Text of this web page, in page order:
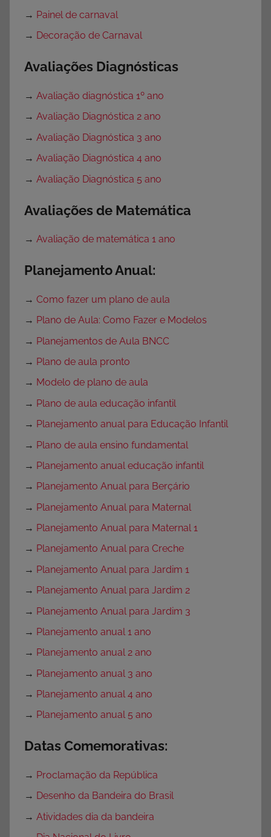
→ Painel de carnaval
→ Decoração de Carnaval
Avaliações Diagnósticas
→ Avaliação diagnóstica 1º ano
→ Avaliação Diagnóstica 2 ano
→ Avaliação Diagnóstica 3 ano
→ Avaliação Diagnóstica 4 ano
→ Avaliação Diagnóstica 5 ano
Avaliações de Matemática
→ Avaliação de matemática 1 ano
Planejamento Anual:
→ Como fazer um plano de aula
→ Plano de Aula: Como Fazer e Modelos
→ Planejamentos de Aula BNCC
→ Plano de aula pronto
→ Modelo de plano de aula
→ Plano de aula educação infantil
→ Planejamento anual para Educação Infantil
→ Plano de aula ensino fundamental
→ Planejamento anual educação infantil
→ Planejamento Anual para Berçário
→ Planejamento Anual para Maternal
→ Planejamento Anual para Maternal 1
→ Planejamento Anual para Creche
→ Planejamento Anual para Jardim 1
→ Planejamento Anual para Jardim 2
→ Planejamento Anual para Jardim 3
→ Planejamento anual 1 ano
→ Planejamento anual 2 ano
→ Planejamento anual 3 ano
→ Planejamento anual 4 ano
→ Planejamento anual 5 ano
Datas Comemorativas:
→ Proclamação da República
→ Desenho da Bandeira do Brasil
→ Atividades dia da bandeira